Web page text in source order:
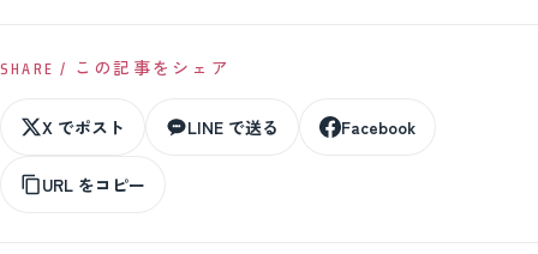
SHARE / この記事をシェア
X でポスト LINE で送る Facebook
URL をコピー